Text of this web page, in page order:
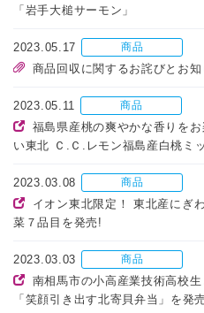
「岩手大槌サーモン」
2023.05.17 商品
商品回収に関するお詫びとお知
2023.05.11 商品
福島県産桃の爽やかな香りを
い東北 Ｃ.Ｃ.レモン福島産白桃ミ
2023.03.08 商品
イオン東北限定！ 東北産にぎ
菜７品目を発売!
2023.03.03 商品
南相馬市の小高産業技術高校
「笑顔引き出す北寄貝弁当」を発